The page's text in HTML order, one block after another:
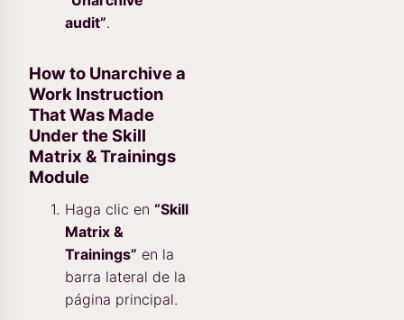
audit”.
How to Unarchive a
Work Instruction
That Was Made
Under the Skill
Matrix & Trainings
Module
Haga clic en “Skill
Matrix &
Trainings” en la
barra lateral de la
página principal.